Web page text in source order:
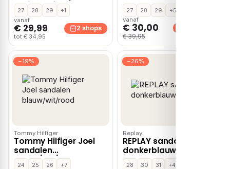
bruin – Beige
27 28 29
+1
vanaf
€ 29,99
tot € 34,95
2 shops
27 28 29
+5
vanaf
€ 30,00
€ 39,95
−19%
Tommy Hilfiger
Tommy Hilfiger Joel
sandalen
blauw/wit/rood
24 25 26
+7
−26%
Replay
REPLAY sandalen
donkerblauw/oranje
28 30 31
+4